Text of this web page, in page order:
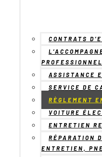
CONTRATS
ASSISTANCE
SERVICE DE
RÈGLEMENT
VOITURE
ENTRETIEN
RÉPARATION
ENTRETIEN,